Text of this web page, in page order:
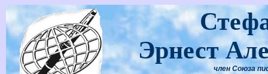
Эрнест
член Союза